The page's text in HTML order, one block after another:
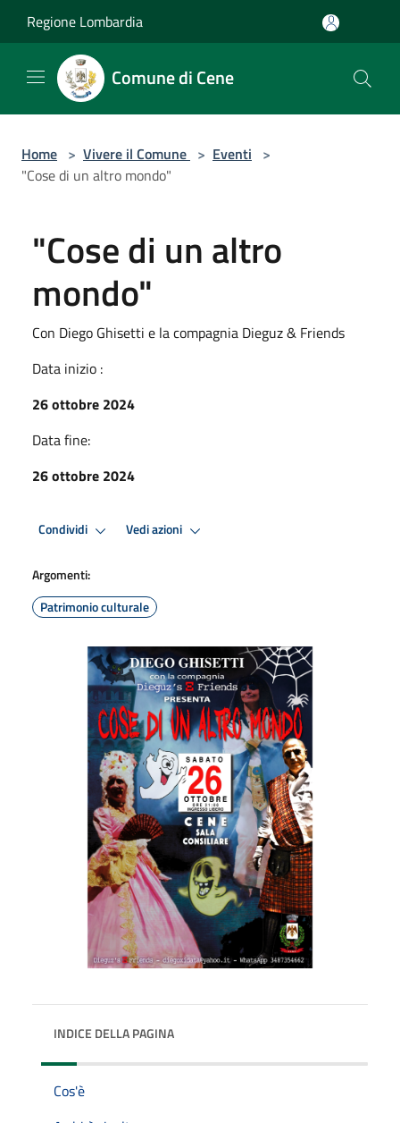
Regione Lombardia
Comune di Cene
Home > Vivere il Comune > Eventi >
"Cose di un altro mondo"
"Cose di un altro
mondo"
Con Diego Ghisetti e la compagnia Dieguz & Friends
Data inizio :
26 ottobre 2024
Data fine:
26 ottobre 2024
Condividi Vedi azioni
Argomenti:
Patrimonio culturale
INDICE DELLA PAGINA
Cos'è